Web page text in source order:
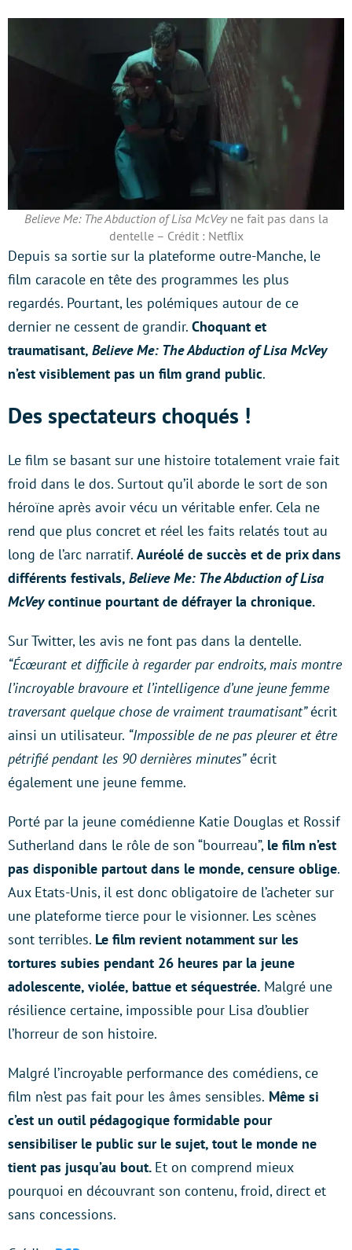
Believe Me: The Abduction of Lisa McVeyne fait pas dans la
dentelle – Crédit : Netflix
Depuis sa sortie sur la plateforme outre-Manche, le
film caracole en tête des programmes les plus
regardés. Pourtant, les polémiques autour de ce
dernier ne cessent de grandir. Choquant et
traumatisant, Believe Me: The Abduction of Lisa McVey
n’est visiblement pas un film grand public.
Des spectateurs choqués !
Le film se basant sur une histoire totalement vraie fait
froid dans le dos. Surtout qu’il aborde le sort de son
héroïne après avoir vécu un véritable enfer. Cela ne
rend que plus concret et réel les faits relatés tout au
long de l’arc narratif. Auréolé de succès et de prix dans
différents festivals, Believe Me: The Abduction of Lisa
McVeycontinue pourtant de défrayer la chronique.
Sur Twitter, les avis ne font pas dans la dentelle.
“Écœurant et difficile à regarder par endroits, mais montre
l’incroyable bravoure et l’intelligence d’une jeune femme
traversant quelque chose de vraiment traumatisant”écrit
ainsi un utilisateur. “Impossible de ne pas pleurer et être
pétrifié pendant les 90 dernières minutes”écrit
également une jeune femme.
Porté par la jeune comédienne Katie Douglas et Rossif
Sutherland dans le rôle de son “bourreau”, le film n’est
pas disponible partout dans le monde, censure oblige.
Aux Etats-Unis, il est donc obligatoire de l’acheter sur
une plateforme tierce pour le visionner. Les scènes
sont terribles. Le film revient notamment sur les
tortures subies pendant 26 heures par la jeune
adolescente, violée, battue et séquestrée. Malgré une
résilience certaine, impossible pour Lisa d’oublier
l’horreur de son histoire.
Malgré l’incroyable performance des comédiens, ce
film n’est pas fait pour les âmes sensibles. Même si
c’est un outil pédagogique formidable pour
sensibiliser le public sur le sujet, tout le monde ne
tient pas jusqu’au bout. Et on comprend mieux
pourquoi en découvrant son contenu, froid, direct et
sans concessions.